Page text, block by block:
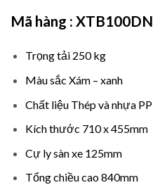
Mã hàng : XTB100DN
Trọng tải 250 kg
Màu sắc Xám – xanh
Chất liệu Thép và nhựa PP
Kích thước 710 x 455mm
Cự ly sàn xe 125mm
Tổng chiều cao 840mm